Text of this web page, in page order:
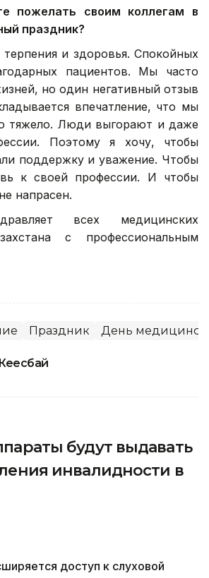
пожелать своим коллегам в
праздник?
и здоровья. Спокойных
пациентов. Мы часто
но один негативный отзыв
впечатление, что мы
тяжело. Люди выгорают и даже
Поэтому я хочу, чтобы
поддержку и уважение. Чтобы
к своей профессии. И чтобы
напрасен.
всех медицинских
с профессиональным
Праздник День
будут выдавать
инвалидности в
доступ к слуховой